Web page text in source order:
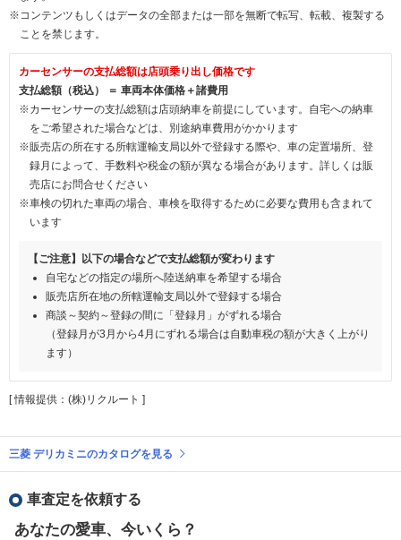
※コンテンツもしくはデータの全部または一部を無断で転写、転載、複製する
ことを禁じます。
カーセンサーの支払総額は店頭乗り出し価格です
支払総額（税込） ＝ 車両本体価格＋諸費用
※カーセンサーの支払総額は店頭納車を前提にしています。自宅への納車
をご希望された場合などは、別途納車費用がかかります
※販売店の所在する所轄運輸支局以外で登録する際や、車の定置場所、登
録月によって、手数料や税金の額が異なる場合があります。詳しくは販
売店にお問合せください
※車検の切れた車両の場合、車検を取得するために必要な費用も含まれて
います
【ご注意】以下の場合などで支払総額が変わります
自宅などの指定の場所へ陸送納車を希望する場合
販売店所在地の所轄運輸支局以外で登録する場合
商談～契約～登録の間に「登録月」がずれる場合
（登録月が3月から4月にずれる場合は自動車税の額が大きく上がり
ます）
[ 情報提供：(株)リクルート ]
三菱 デリカミニのカタログを見る
車査定を依頼する
あなたの愛車、今いくら？